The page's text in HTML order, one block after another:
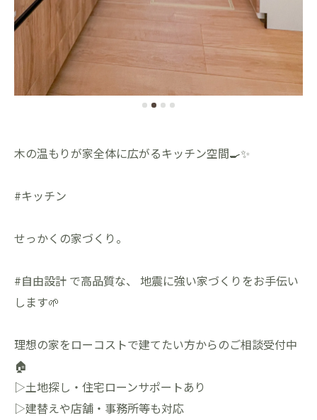
木の温もりが家全体に広がるキッチン空間🍳✨
#キッチン
せっかくの家づくり。
#自由設計 で高品質な、 地震に強い家づくりをお手伝い
します🌱
理想の家をローコストで建てたい方からのご相談受付中
🏠
▷土地探し・住宅ローンサポートあり
▷建替えや店舗・事務所等も対応